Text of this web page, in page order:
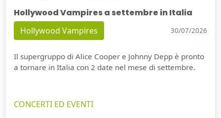
Hollywood Vampires a settembre in Italia
Hollywood Vampires 30/07/2026
Il supergruppo di Alice Cooper e Johnny Depp è pronto
a tornare in Italia con 2 date nel mese di settembre.
CONCERTI ED EVENTI